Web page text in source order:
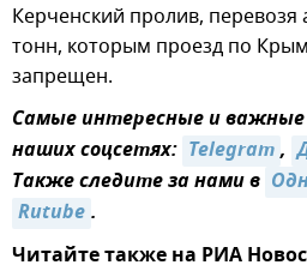
Керченский пролив, перевозя
тонн, которым проезд по
запрещен.
Самые интересные и
наших соцсетях: Telegram,
Также следите за нами в
Rutube.
Читайте также на РИА